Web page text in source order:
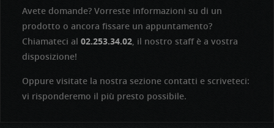
Avete domande? Vorreste informazioni su di un
prodotto o ancora fissare un appuntamento?
Chiamateci al 02.253.34.02, il nostro staff è a vostra
disposizione!
Oppure visitate la nostra sezione contatti e scriveteci:
vi risponderemo il più presto possibile.